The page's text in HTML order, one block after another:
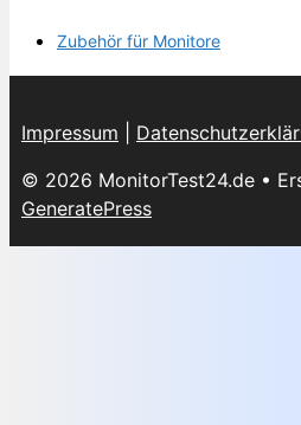
Zubehör für Monitore
Impressum
© 2026 MonitorTest24.de •
GeneratePress